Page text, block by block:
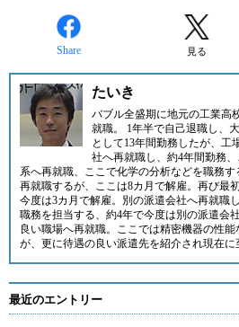
Share 見る
たいき
バブル全盛期に地元の工業高
就職。 1年半で自己退職し、
として13年間勤務したが、工
社へ再就職し、約4年間勤務
系へ再就職、ここで化学の分析などを職務
再就職するが、ここは8カ月で解雇。再び最
今度は3カ月で解雇。別の派遣会社へ再就職
職務を担当する、約4年で今度は別の派遣会
良い職場へ再就職。ここでは精密機器の性
が、更に待遇の良い派遣先を紹介され現在に
最近のエントリー